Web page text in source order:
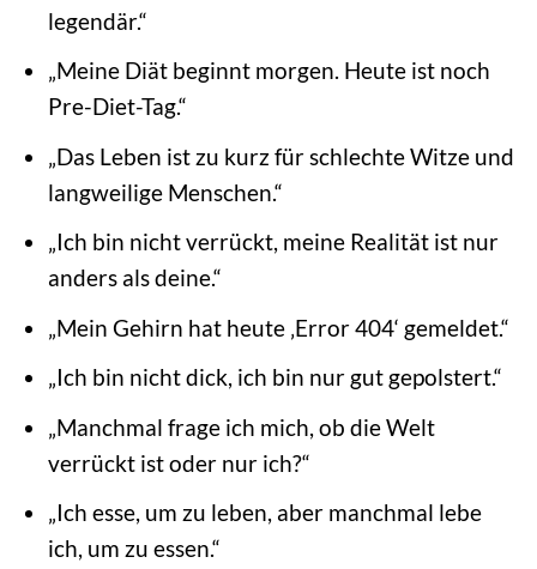
legendär.“
„Meine Diät beginnt morgen. Heute ist noch
Pre-Diet-Tag.“
„Das Leben ist zu kurz für schlechte Witze und
langweilige Menschen.“
„Ich bin nicht verrückt, meine Realität ist nur
anders als deine.“
„Mein Gehirn hat heute ‚Error 404‘ gemeldet.“
„Ich bin nicht dick, ich bin nur gut gepolstert.“
„Manchmal frage ich mich, ob die Welt
verrückt ist oder nur ich?“
„Ich esse, um zu leben, aber manchmal lebe
ich, um zu essen.“